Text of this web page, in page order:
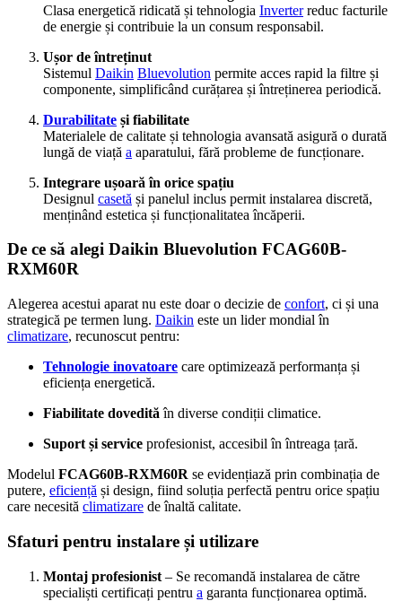
Clasa energetică ridicată și tehnologia Inverterreduc facturile
de energie și contribuie la un consum responsabil.
Ușor de întreținut
Sistemul Daikin Bluevolution permite acces rapid la filtre și
componente, simplificând curățarea și întreținerea periodică.
Durabilitate și fiabilitate
Materialele de calitate și tehnologia avansată asigură o durată
lungă de viață a aparatului, fără probleme de funcționare.
Integrare ușoară în orice spațiu
Designul casetă și panelul inclus permit instalarea discretă,
menținând estetica și funcționalitatea încăperii.
De ce să alegi Daikin Bluevolution FCAG60B-
RXM60R
Alegerea acestui aparat nu este doar o decizie de confort, ci și una
strategică pe termen lung. Daikin este un lider mondial în
climatizare, recunoscut pentru:
Tehnologie inovatoare care optimizează performanța și
eficiența energetică.
Fiabilitate dovedită în diverse condiții climatice.
Suport și service profesionist, accesibil în întreaga țară.
Modelul FCAG60B-RXM60R se evidențiază prin combinația de
putere, eficiență și design, fiind soluția perfectă pentru orice spațiu
care necesită climatizare de înaltă calitate.
Sfaturi pentru instalare și utilizare
Montaj profesionist – Se recomandă instalarea de către
specialiști certificați pentru a garanta funcționarea optimă.